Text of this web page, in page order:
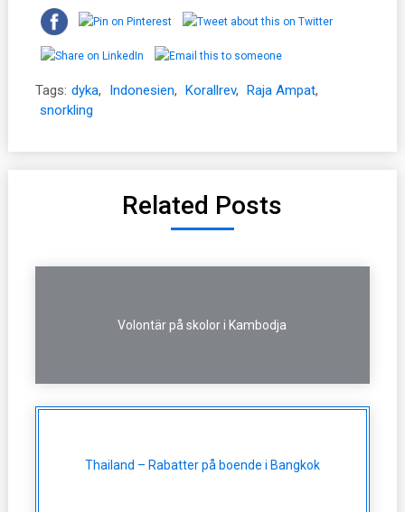
Tags: dyka, Indonesien, Korallrev, Raja Ampat,
snorkling
Related Posts
Volontär på skolor i Kambodja
Thailand – Rabatter på boende i Bangkok